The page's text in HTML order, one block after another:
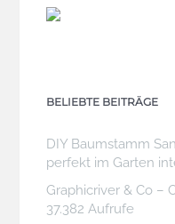
BELIEBTE BEITRÄGE
DIY Baumstamm
perfekt im Garten
Graphicriver & Co –
37.382 Aufrufe